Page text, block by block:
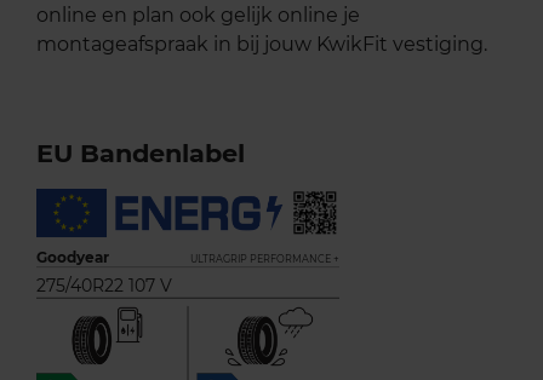
online en plan ook gelijk online je
montageafspraak in bij jouw KwikFit vestiging.
EU Bandenlabel
Goodyear ULTRAGRIP PERFORMANCE +
275/40R22 107 V